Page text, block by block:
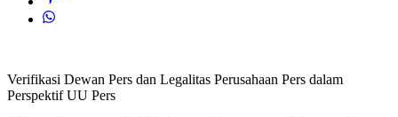
Verifikasi Dewan Pers dan Legalitas Perusahaan Pers dalam
Perspektif UU Pers